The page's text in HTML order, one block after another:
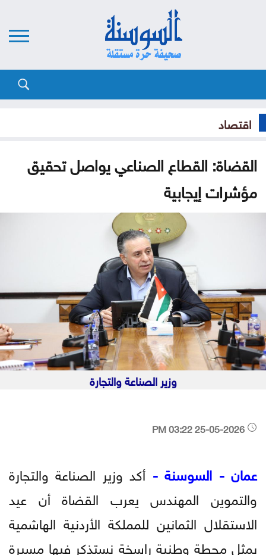
اقتصاد
القضاة: القطاع الصناعي يواصل تحقيق
مؤشرات إيجابية
وزير الصناعة والتجارة
عمان - السوسنة - أكد وزير الصناعة والتجارة
والتموين المهندس يعرب القضاة أن عيد
الاستقلال الثمانين للمملكة الأردنية الهاشمية
يمثل محطة وطنية راسخة نستذكر فيها مسيرة